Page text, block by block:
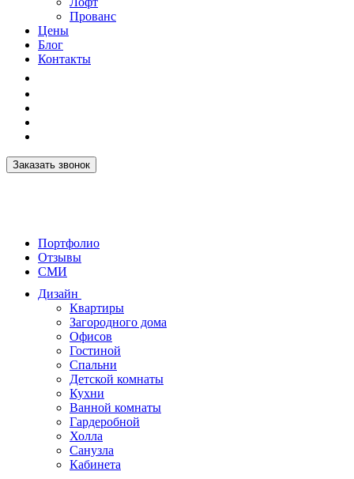
Прованс
Цены
Блог
Контакты
Заказать звонок
Портфолио
Отзывы
СМИ
Дизайн
Квартиры
Загородного дома
Офисов
Гостиной
Спальни
Детской комнаты
Кухни
Ванной комнаты
Гардеробной
Холла
Санузла
Кабинета